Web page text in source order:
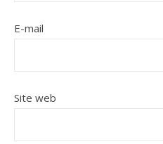
E-mail
Site web